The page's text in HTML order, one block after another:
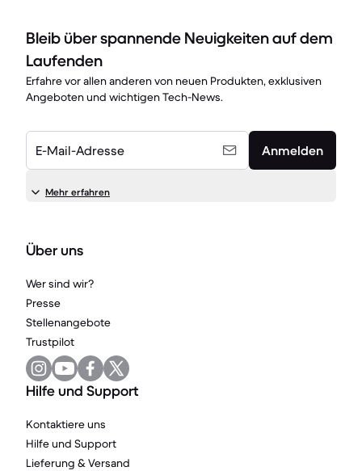
Bleib über spannende Neuigkeiten auf dem
Laufenden
Erfahre vor allen anderen von neuen Produkten, exklusiven
Angeboten und wichtigen Tech-News.
E-Mail-Adresse Anmelden
Mehr erfahren
Über uns
Wer sind wir?
Presse
Stellenangebote
Trustpilot
Hilfe und Support
Kontaktiere uns
Hilfe und Support
Lieferung & Versand